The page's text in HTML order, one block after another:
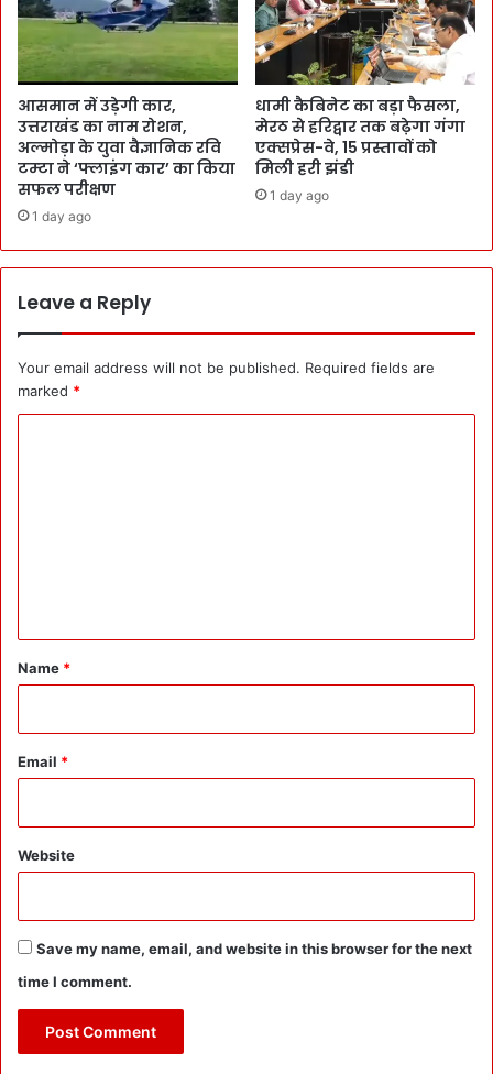
आसमान में उड़ेगी कार,
उत्तराखंड का नाम रोशन,
अल्मोड़ा के युवा वैज्ञानिक रवि
टम्टा ने ‘फ्लाइंग कार’ का किया
सफल परीक्षण
1 day ago
धामी कैबिनेट का बड़ा फैसला,
मेरठ से हरिद्वार तक बढ़ेगा गंगा
एक्सप्रेस-वे, 15 प्रस्तावों को
मिली हरी झंडी
1 day ago
Leave a Reply
Your email address will not be published. Required fields are
marked *
*
Name *
Email *
Website
Save my name, email, and website in this browser for the next
time I comment.